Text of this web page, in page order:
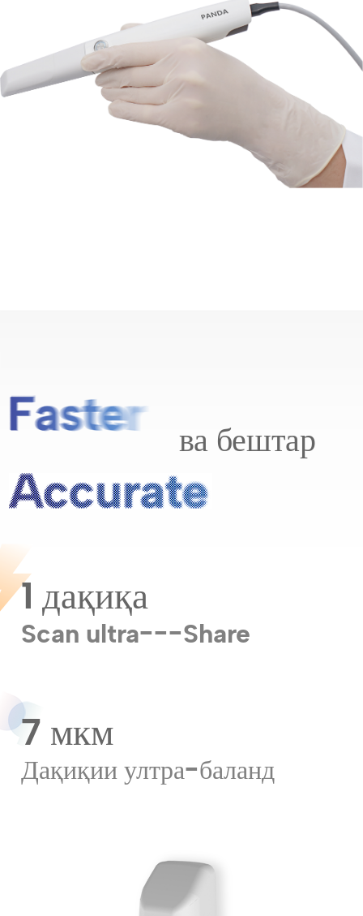
ва бештар
1 дақиқа
Scan ultra---Share
7 мкм
Дақиқии ултра-баланд